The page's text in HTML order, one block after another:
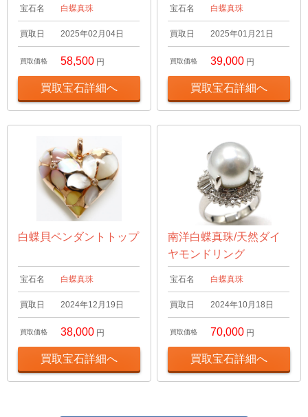
宝石名 白蝶真珠
買取日 2025年02月04日
買取価格 58,500 円
買取宝石詳細へ
宝石名 白蝶真珠
買取日 2025年01月21日
買取価格 39,000 円
買取宝石詳細へ
白蝶貝ペンダントトップ
宝石名 白蝶真珠
買取日 2024年12月19日
買取価格 38,000 円
買取宝石詳細へ
南洋白蝶真珠/天然ダイ
ヤモンドリング
宝石名 白蝶真珠
買取日 2024年10月18日
買取価格 70,000 円
買取宝石詳細へ